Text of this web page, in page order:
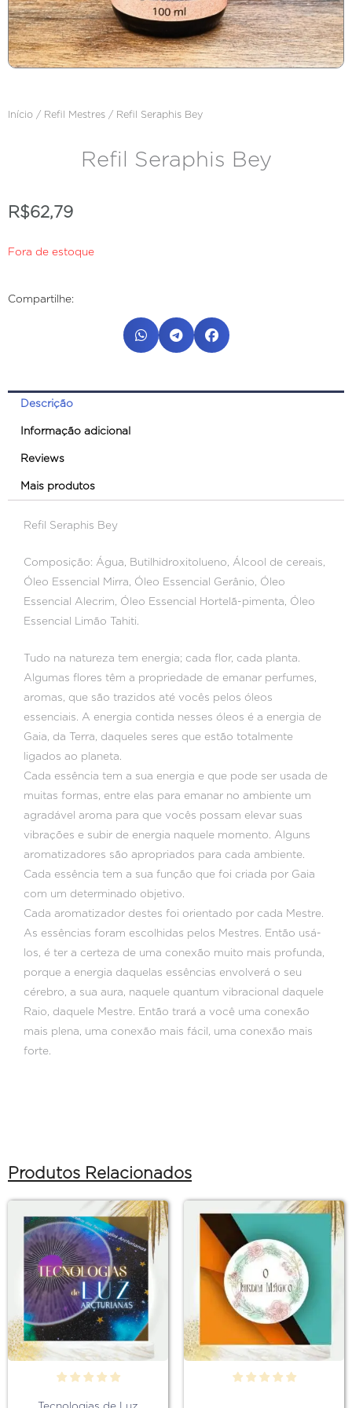
Início / Refil Mestres / Refil Seraphis Bey
Refil Seraphis Bey
R$62,79
Fora de estoque
Compartilhe:
Descrição
Informação adicional
Reviews
Mais produtos
Refil Seraphis Bey
Composição: Água, Butilhidroxitolueno, Álcool de cereais,
Óleo Essencial Mirra, Óleo Essencial Gerânio, Óleo
Essencial Alecrim, Óleo Essencial Hortelã-pimenta, Óleo
Essencial Limão Tahiti.
Tudo na natureza tem energia; cada flor, cada planta.
Algumas flores têm a propriedade de emanar perfumes,
aromas, que são trazidos até vocês pelos óleos
essenciais. A energia contida nesses óleos é a energia de
Gaia, da Terra, daqueles seres que estão totalmente
ligados ao planeta.
Cada essência tem a sua energia e que pode ser usada de
muitas formas, entre elas para emanar no ambiente um
agradável aroma para que vocês possam elevar suas
vibrações e subir de energia naquele momento. Alguns
aromatizadores são apropriados para cada ambiente.
Cada essência tem a sua função que foi criada por Gaia
com um determinado objetivo.
Cada aromatizador destes foi orientado por cada Mestre.
As essências foram escolhidas pelos Mestres. Então usá-
los, é ter a certeza de uma conexão muito mais profunda,
porque a energia daquelas essências envolverá o seu
cérebro, a sua aura, naquele quantum vibracional daquele
Raio, daquele Mestre. Então trará a você uma conexão
mais plena, uma conexão mais fácil, uma conexão mais
forte.
Produtos Relacionados